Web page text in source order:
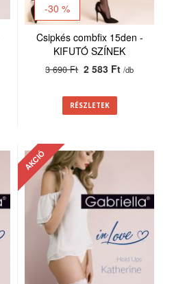
-30 %
Csipkés combfix 15den -
KIFUTÓ SZÍNEK
3 690 Ft2 583 Ft/db
RÉSZLETEK
AKCIÓ